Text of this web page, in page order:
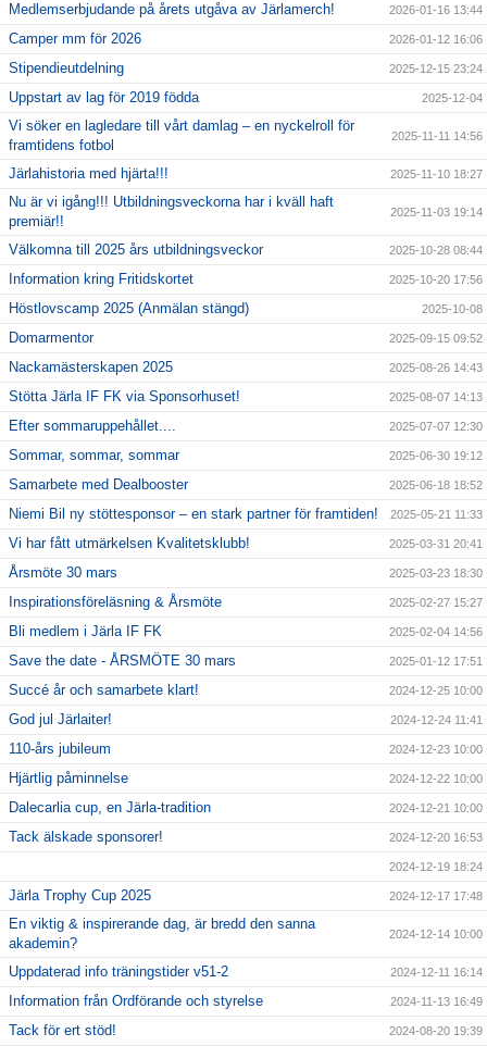
Medlemserbjudande på årets utgåva av Järlamerch! 2026-01-16 13:44
Camper mm för 2026 2026-01-12 16:06
Stipendieutdelning 2025-12-15 23:24
Uppstart av lag för 2019 födda 2025-12-04
Vi söker en lagledare till vårt damlag – en nyckelroll för
framtidens fotbol
2025-11-11 14:56
Järlahistoria med hjärta!!! 2025-11-10 18:27
Nu är vi igång!!! Utbildningsveckorna har i kväll haft
premiär!!
2025-11-03 19:14
Välkomna till 2025 års utbildningsveckor 2025-10-28 08:44
Information kring Fritidskortet 2025-10-20 17:56
Höstlovscamp 2025 (Anmälan stängd) 2025-10-08
Domarmentor 2025-09-15 09:52
Nackamästerskapen 2025 2025-08-26 14:43
Stötta Järla IF FK via Sponsorhuset! 2025-08-07 14:13
Efter sommaruppehållet.... 2025-07-07 12:30
Sommar, sommar, sommar 2025-06-30 19:12
Samarbete med Dealbooster 2025-06-18 18:52
Niemi Bil ny stöttesponsor – en stark partner för framtiden! 2025-05-21 11:33
Vi har fått utmärkelsen Kvalitetsklubb! 2025-03-31 20:41
Årsmöte 30 mars 2025-03-23 18:30
Inspirationsföreläsning & Årsmöte 2025-02-27 15:27
Bli medlem i Järla IF FK 2025-02-04 14:56
Save the date - ÅRSMÖTE 30 mars 2025-01-12 17:51
Succé år och samarbete klart! 2024-12-25 10:00
God jul Järlaiter! 2024-12-24 11:41
110-års jubileum 2024-12-23 10:00
Hjärtlig påminnelse 2024-12-22 10:00
Dalecarlia cup, en Järla-tradition 2024-12-21 10:00
Tack älskade sponsorer! 2024-12-20 16:53
2024-12-19 18:24
Järla Trophy Cup 2025 2024-12-17 17:48
En viktig & inspirerande dag, är bredd den sanna
akademin?
2024-12-14 10:00
Uppdaterad info träningstider v51-2 2024-12-11 16:14
Information från Ordförande och styrelse 2024-11-13 16:49
Tack för ert stöd! 2024-08-20 19:39